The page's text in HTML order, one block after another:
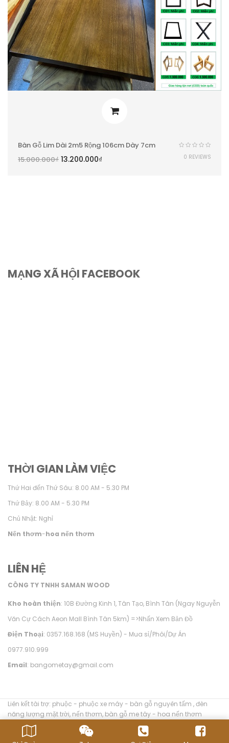
Bàn Gỗ Lim Dài 2m5 Rộng 106cm Dày 7cm
15.000.000₫ 13.200.000₫ 0 REVIEWS
MẠNG XÃ HỘI FACEBOOK
THỜI GIAN LÀM VIỆC
Thứ Hai đến Thứ Sáu: 8.00 AM - 5.30 PM
Thứ Bảy: 8.00 AM - 5.30 PM
Chủ Nhật: Nghỉ
Nến thơm-hoa nến thơm
LIÊN HỆ
CÔNG TY TNHH SAMAN WOOD
Kho hoàn thiện: 10B Đường Kinh 1, Tân Tạo, Bình Tân (Ngay Nguyễn
Văn Cự Cách Aeon Mall Bình Tân 5km) =>Nhấn Xem Bản Đồ
Điện Thoại: 0357.168.168 (MS Huyền) - Mua sỉ/Phôi/Dự Án
0977.910.999
Email: bangometay@gmail.com
Liên kết tài trợ: phuộc - phuộc xe máy- bàn gỗ nguyên tấm ,đèn
năng lượng mặt trời, nến thơm, bàn gỗ me tây- hoa nến thơm